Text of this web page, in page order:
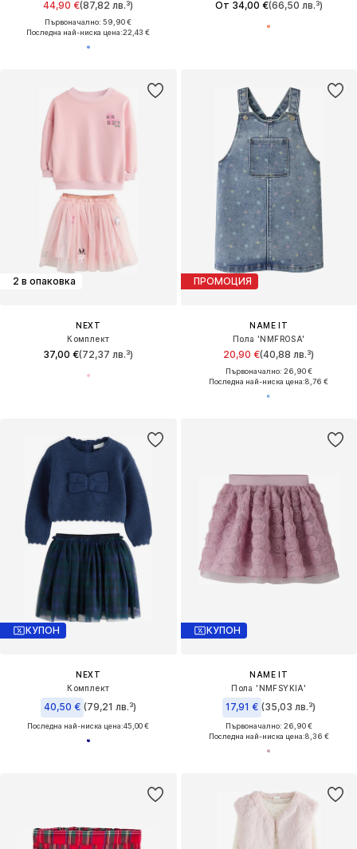
44,90 €(87,82 лв.³)
Първоначално: 59,90 €
Последна най-ниска цена:22,43 €
От 34,00 €(66,50 лв.³)
2 в опаковка
NEXT
Комплект
37,00 €(72,37 лв.³)
ПРОМОЦИЯ
NAME IT
Пола 'NMFROSA'
20,90 €(40,88 лв.³)
Първоначално: 26,90 €
Последна най-ниска цена:8,76 €
КУПОН
NEXT
Комплект
40,50 € (79,21 лв.³)
Последна най-ниска цена:45,00 €
КУПОН
NAME IT
Пола 'NMFSYKIA'
17,91 € (35,03 лв.³)
Първоначално: 26,90 €
Последна най-ниска цена:8,36 €